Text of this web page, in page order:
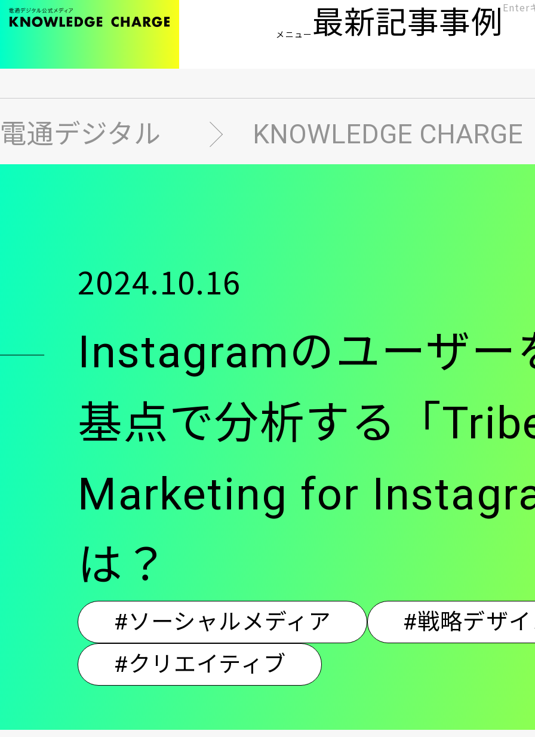
メ
イ
ン
コ
ツ
メニュー [KC]
ヘ
ッ
-
メ
イ
ン
最新記事事例
電通デジタル KNOWLEDGE CHARGE
Instagramのユーザー
基点で分析する「
Marketing for
は？
2024.10.16
#ソーシャルメディア
#戦略デザ
#クリエイティブ